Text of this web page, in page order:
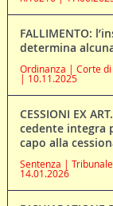
FALLIMENTO:
determina
Ordinanza | Corte di
| 10.11.2025
CESSIONI EX
cedente integra
capo alla
Sentenza |
14.01.2026